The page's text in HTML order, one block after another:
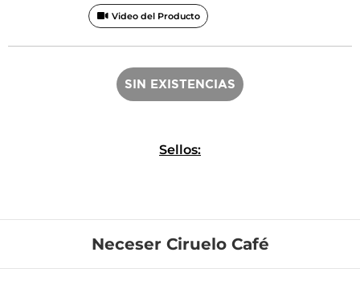
Video del Producto
SIN EXISTENCIAS
Sellos:
Neceser Ciruelo Café